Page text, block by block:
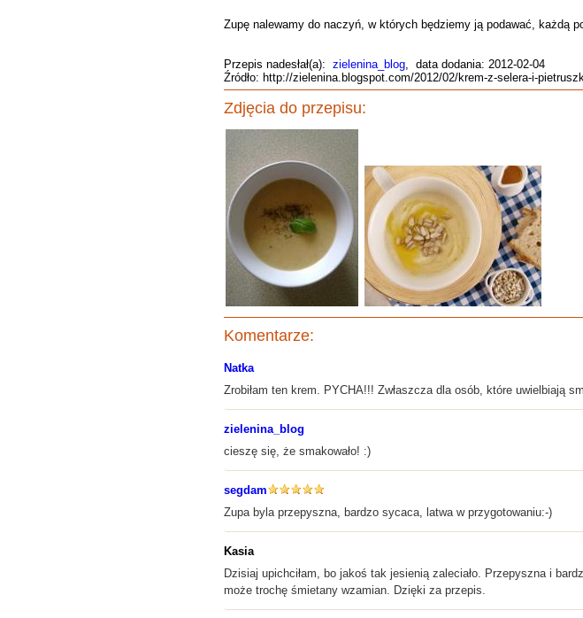
Zupę nalewamy do naczyń, w których będziemy ją podawać, każdą
Przepis nadesłał(a): zielenina_blog, data dodania: 2012-02-04
Źródło: http://zielenina.blogspot.com/2012/02/krem-z-selera-i-
Zdjęcia do przepisu:
Komentarze:
Natka
Zrobiłam ten krem. PYCHA!!! Zwłaszcza dla osób, które uwielbiają
zielenina_blog
cieszę się, że smakowało! :)
segdam
Zupa byla przepyszna, bardzo sycaca, latwa w przygotowaniu:-)
Kasia
Dzisiaj upichciłam, bo jakoś tak jesienią zaleciało. Przepyszna i
może trochę śmietany wzamian. Dzięki za przepis.